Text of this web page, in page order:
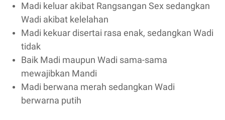
Madi keluar akibat Rangsangan Sex sedangkan
Wadi akibat kelelahan
Madi kekuar disertai rasa enak, sedangkan Wadi
tidak
Baik Madi maupun Wadi sama-sama
mewajibkan Mandi
Madi berwana merah sedangkan Wadi
berwarna putih